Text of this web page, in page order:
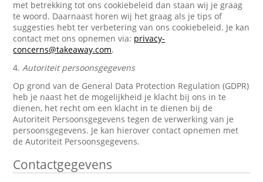
met betrekking tot ons cookiebeleid dan staan wij je graag
te woord. Daarnaast horen wij het graag als je tips of
suggesties hebt ter verbetering van ons cookiebeleid. Je kan
contact met ons opnemen via: privacy-
concerns@takeaway.com.
4.Autoriteit persoonsgegevens
Op grond van de General Data Protection Regulation (GDPR)
heb je naast het de mogelijkheid je klacht bij ons in te
dienen, het recht om een klacht in te dienen bij de
Autoriteit Persoonsgegevens tegen de verwerking van je
persoonsgegevens. Je kan hierover contact opnemen met
de Autoriteit Persoonsgegevens.
Contactgegevens